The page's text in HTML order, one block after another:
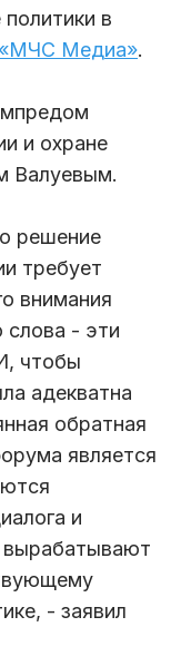
в
«МЧС Медиа».
и охране
Валуевым.
решение
требует
внимания
слова - эти
чтобы
адекватна
обратная
является
и
- заявил